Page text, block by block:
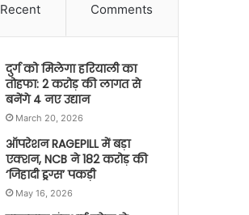
Recent Comments
दुर्ग को मिलेगा हरियाली का
तोहफा: 2 करोड़ की लागत से
बनेंगे 4 नए उद्यान
March 20, 2026
ऑपरेशन RAGEPILL में बड़ा
एक्शन, NCB ने 182 करोड़ की
‘जिहादी ड्रग्स’ पकड़ी
May 16, 2026